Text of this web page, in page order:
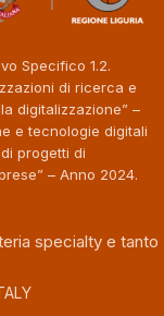
Specifico 1.2.
di ricerca e
digitalizzazione” –
e tecnologie digitali
progetti di
– Anno 2024.
specialty e tanto